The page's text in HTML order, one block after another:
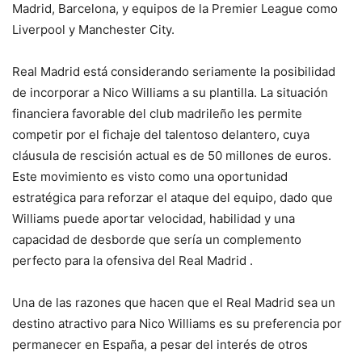
Madrid, Barcelona, y equipos de la Premier League como
Liverpool y Manchester City​​.
Real Madrid está considerando seriamente la posibilidad
de incorporar a Nico Williams a su plantilla. La situación
financiera favorable del club madrileño les permite
competir por el fichaje del talentoso delantero, cuya
cláusula de rescisión actual es de 50 millones de euros.
Este movimiento es visto como una oportunidad
estratégica para reforzar el ataque del equipo, dado que
Williams puede aportar velocidad, habilidad y una
capacidad de desborde que sería un complemento
perfecto para la ofensiva del Real Madrid​ ​.
Una de las razones que hacen que el Real Madrid sea un
destino atractivo para Nico Williams es su preferencia por
permanecer en España, a pesar del interés de otros